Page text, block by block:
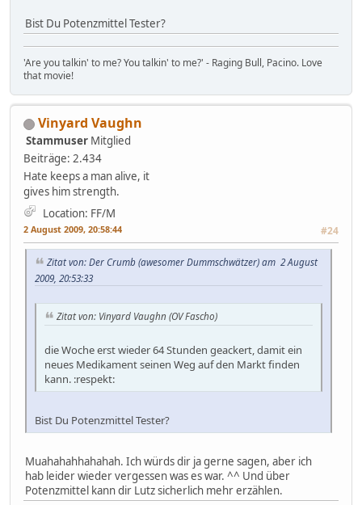
Bist Du Potenzmittel Tester?
'Are you talkin' to me? You talkin' to me?' - Raging Bull, Pacino. Love
that movie!
Vinyard Vaughn
Stammuser Mitglied
Beiträge: 2.434
Hate keeps a man alive, it
gives him strength.
Location: FF/M
2 August 2009, 20:58:44 #24
Zitat von: Der Crumb (awesomer Dummschwätzer) am 2 August
2009, 20:53:33
Zitat von: Vinyard Vaughn (OV Fascho)
die Woche erst wieder 64 Stunden geackert, damit ein
neues Medikament seinen Weg auf den Markt finden
kann. :respekt:
Bist Du Potenzmittel Tester?
Muahahahhahahah. Ich würds dir ja gerne sagen, aber ich
hab leider wieder vergessen was es war. ^^ Und über
Potenzmittel kann dir Lutz sicherlich mehr erzählen.